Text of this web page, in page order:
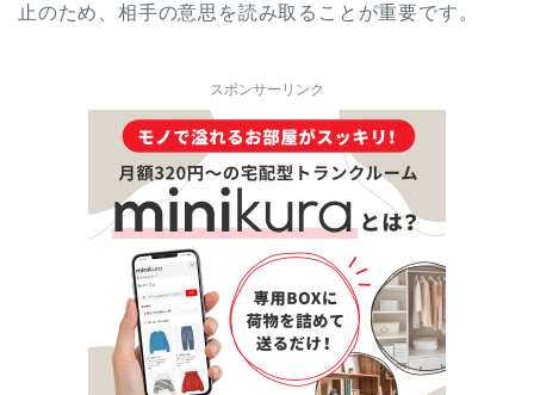
止のため、相手の意思を読み取ることが重要です。
スポンサーリンク